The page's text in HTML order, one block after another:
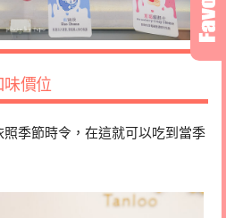
味價位
季節時令，在這就可以吃到當季